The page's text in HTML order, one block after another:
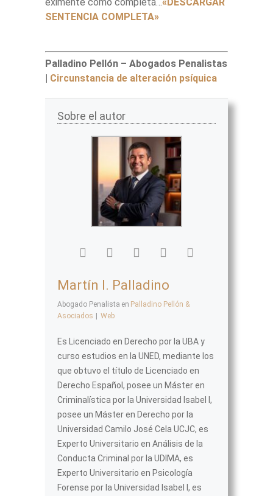
SENTENCIA COMPLETA»
Palladino Pellón – Abogados Penalistas
| Circunstancia de alteración psíquica
Sobre el autor
Martín I. Palladino
Abogado Penalista en Palladino Pellón &
Asociados | Web
Es Licenciado en Derecho por la UBA y
curso estudios en la UNED, mediante los
que obtuvo el título de Licenciado en
Derecho Español, posee un Máster en
Criminalística por la Universidad Isabel I,
posee un Máster en Derecho por la
Universidad Camilo José Cela UCJC, es
Experto Universitario en Análisis de la
Conducta Criminal por la UDIMA, es
Experto Universitario en Psicología
Forense por la Universidad Isabel I, es